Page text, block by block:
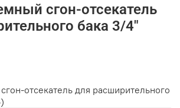
сгон-отсекатель
бака 3/4"
отсекатель для расширительного